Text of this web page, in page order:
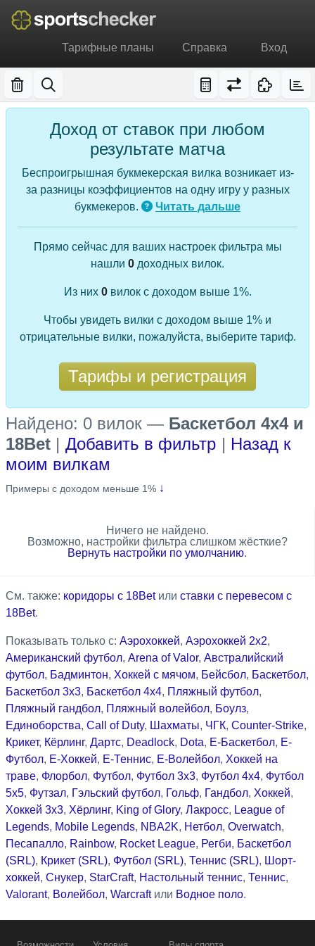
Тарифные планы Справка Вход
Доход от ставок при любом
результате матча
Беспроигрышная букмекерская вилка возникает из-
за разницы коэффициентов на одну игру у разных
букмекеров.
Читать дальше
Прямо сейчас для ваших настроек фильтра мы
нашли 0 доходных вилок.
Из них 0вилок с доходом выше 1%.
Чтобы увидеть вилки с доходом выше 1% и
отрицательные вилки, пожалуйста, выберите тариф.
Тарифы и регистрация
Найдено: 0 вилок — Баскетбол 4x4 и
18Bet | Добавить в фильтр | Назад к
моим вилкам
Примеры с доходом меньше 1% ↓
Ничего не найдено.
Возможно, настройки фильтра слишком жёсткие?
Вернуть настройки по умолчанию.
См. также: коридоры с 18Betили ставки с перевесом с
18Bet.
Показывать только с: Аэрохоккей, Аэрохоккей 2x2,
Американский футбол, Arena of Valor, Австралийский
футбол, Бадминтон, Хоккей с мячом, Бейсбол, Баскетбол,
Баскетбол 3x3, Баскетбол 4x4, Пляжный футбол,
Пляжный гандбол, Пляжный волейбол, Боулз,
Единоборства, Call of Duty, Шахматы, ЧГК, Counter-Strike,
Крикет, Кёрлинг, Дартс, Deadlock, Dota, Е-Баскетбол, Е-
Футбол, Е-Хоккей, Е-Теннис, Е-Волейбол, Хоккей на
траве, Флорбол, Футбол, Футбол 3x3, Футбол 4x4, Футбол
5x5, Футзал, Гэльский футбол, Гольф, Гандбол, Хоккей,
Хоккей 3x3, Хёрлинг, King of Glory, Лакросс, League of
Legends, Mobile Legends, NBA2K, Нетбол, Overwatch,
Песапалло, Rainbow, Rocket League, Регби, Баскетбол
(SRL), Крикет (SRL), Футбол (SRL), Теннис (SRL), Шорт-
хоккей, Снукер, StarCraft, Настольный теннис, Теннис,
Valorant, Волейбол, Warcraftили Водное поло.